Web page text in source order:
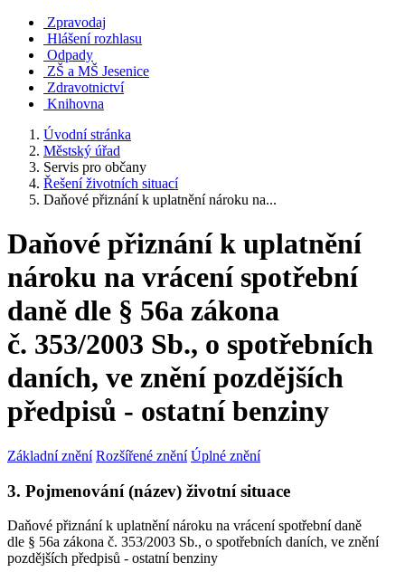
Zpravodaj
Hlášení rozhlasu
Odpady
ZŠ a MŠ Jesenice
Zdravotnictví
Knihovna
Úvodní stránka
Městský úřad
Servis pro občany
Řešení životních situací
Daňové přiznání k uplatnění nároku na...
Daňové přiznání k uplatnění
nároku na vrácení spotřební
daně dle § 56a zákona
č. 353/2003 Sb., o spotřebních
daních, ve znění pozdějších
předpisů - ostatní benziny
Základní znění Rozšířené znění Úplné znění
3. Pojmenování (název) životní situace
Daňové přiznání k uplatnění nároku na vrácení spotřební daně
dle § 56a zákona č. 353/2003 Sb., o spotřebních daních, ve znění
pozdějších předpisů - ostatní benziny